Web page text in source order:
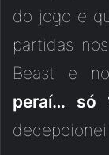
do jogo e
partidas
Beast e
peraí… só
decepcionei